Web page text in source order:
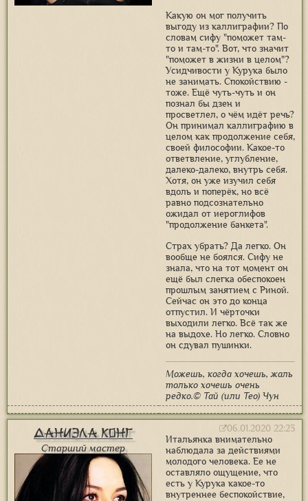
Какую он мог получить
выгоду из каллиграфии? По
словам сифу "поможет там-
то и там-то". Вот, что значит
"поможет в жизни в целом"?
Усидчивости у Курука было
не занимать. Спокойствию -
тоже. Ещё чуть-чуть и он
познал бы дзен и
просветлел, о чём идёт речь?
Он принимал каллиграфию в
целом как продолжение себя,
своей философии. Какое-то
ответвление, углубление,
далеко-далеко, внутрь себя.
Хотя, он уже изучил себя
вдоль и поперёк, но всё
равно подсознательно
ожидал от иероглифов
"продолжение банкета".
Страх убрать? Да легко. Он
вообще не боялся. Сифу не
знала, что на тот момент он
ещё был слегка обеспокоен
прошлым занятием с Риной.
Сейчас он это до конца
отпустил. И чёрточки
выходили легко. Всё так же
на выдохе. Но легко. Словно
он сдувал пушинки.
Можешь, когда хочешь, жаль
только хочешь очень
редко.© Тай (или Тео) Чун
Даниэла Конг
Старший мастер
06.01.2020 22:23
Итальянка внимательно
наблюдала за действиями
молодого человека. Ее не
оставляло ощущение, что
есть у Курука какое-то
внутреннее беспокойствие,